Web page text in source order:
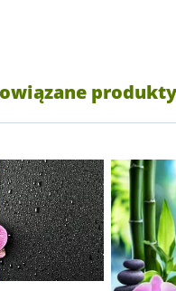
produkty